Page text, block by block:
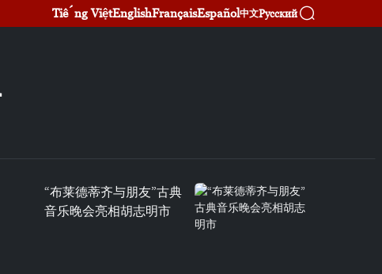
Tiếng ViệtEnglishFrançaisEspañol中文Русский
“布莱德蒂齐与朋友”古典
音乐晚会亮相胡志明市